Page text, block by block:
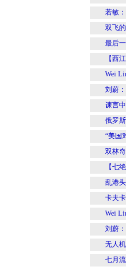
若敏
双飞
最后
【西
Wei
刘蔚
谏言
俄罗
“美国
双林
【七
乱港
卡夫
Wei
刘蔚
无人
七月